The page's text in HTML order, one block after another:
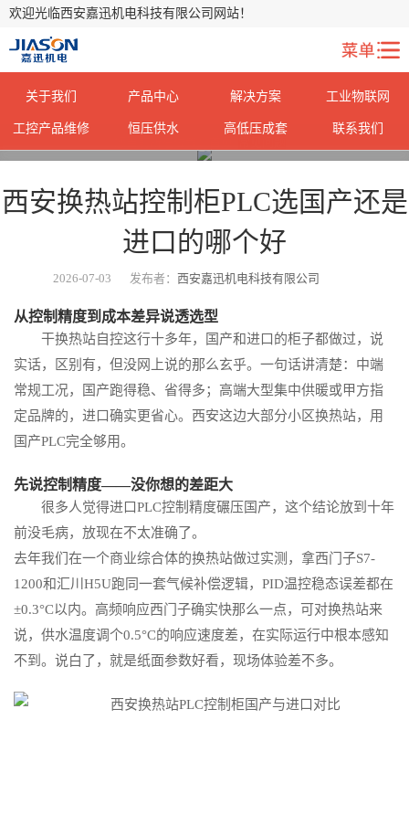
欢迎光临西安嘉迅机电科技有限公司网站！
关于我们 产品中心 解决方案 工业物联网
工控产品维修 恒压供水 高低压成套
联系我们
西安换热站控制柜PLC选国产还是
进口的哪个好
2026-07-03 发布者： 西安嘉迅机电科技有限公司
从控制精度到成本差异说透选型
干换热站自控这行十多年，国产和进口的柜子都做过，说
实话，区别有，但没网上说的那么玄乎。一句话讲清楚：中端
常规工况，国产跑得稳、省得多；高端大型集中供暖或甲方指
定品牌的，进口确实更省心。西安这边大部分小区换热站，用
国产PLC完全够用。
先说控制精度——没你想的差距大
很多人觉得进口PLC控制精度碾压国产，这个结论放到十年
前没毛病，放现在不太准确了。
去年我们在一个商业综合体的换热站做过实测，拿西门子S7-
1200和汇川H5U跑同一套气候补偿逻辑，PID温控稳态误差都在
±0.3°C以内。高频响应西门子确实快那么一点，可对换热站来
说，供水温度调个0.5°C的响应速度差，在实际运行中根本感知
不到。说白了，就是纸面参数好看，现场体验差不多。